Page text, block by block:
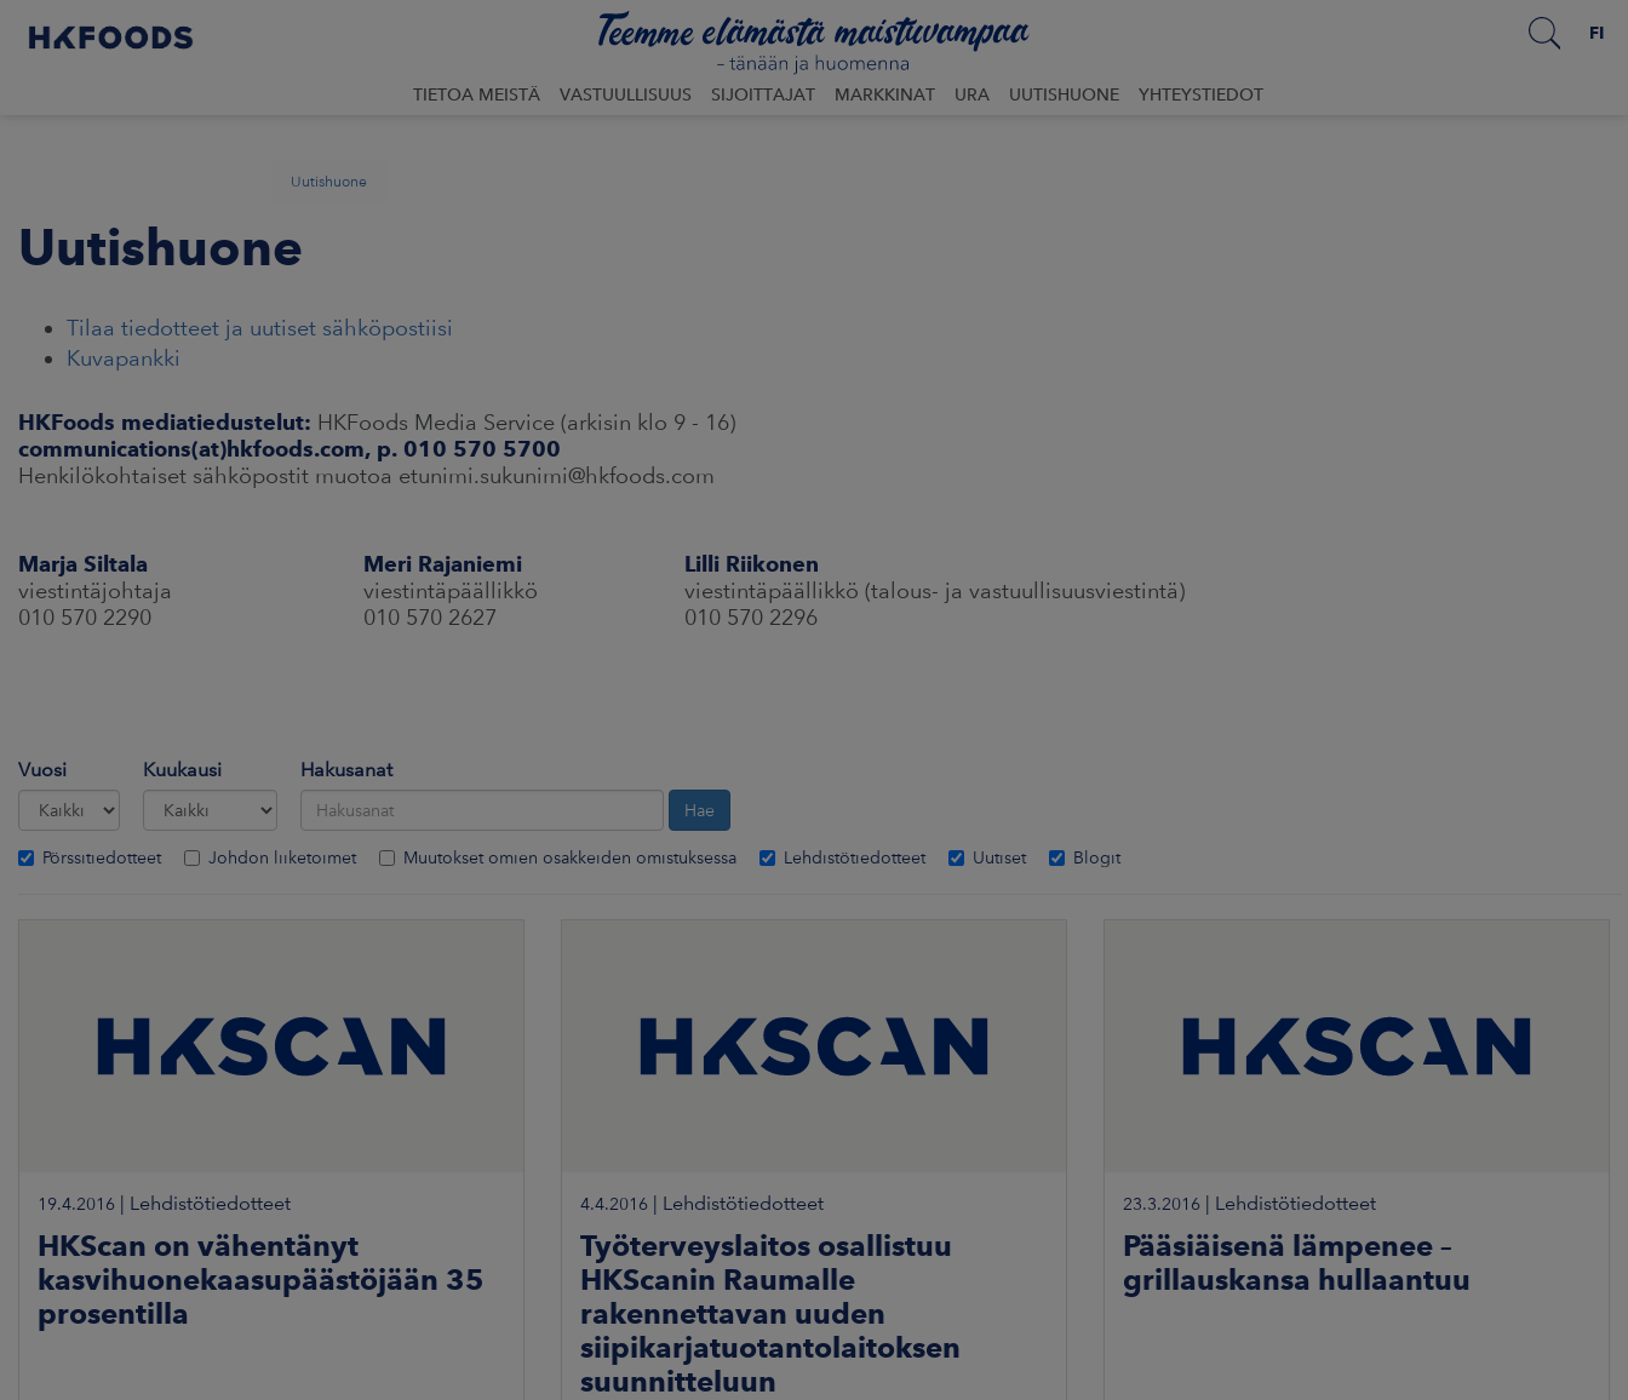
FI
TIETOA MEISTÄ VASTUULLISUUS SIJOITTAJAT MARKKINAT URA UUTISHUONE YHTEYSTIEDOT
Uutishuone
Uutishuone
Tilaa tiedotteet ja uutiset sähköpostiisi
Kuvapankki
HKFoods mediatiedustelut: HKFoods Media Service (arkisin klo 9 - 16)
communications(at)hkfoods.com, p. 010 570 5700
Henkilökohtaiset sähköpostit muotoa etunimi.sukunimi@hkfoods.com
Marja Siltala
viestintäjohtaja
010 570 2290
Meri Rajaniemi
viestintäpäällikkö
010 570 2627
Lilli Riikonen
viestintäpäällikkö (talous- ja vastuullisuusviestintä)
010 570 2296
Vuosi Kuukausi Hakusanat
Pörssitiedotteet Johdon liiketoimet Muutokset omien osakkeiden omistuksessa Lehdistötiedotteet Uutiset Blogit
19.4.2016 | Lehdistötiedotteet
HKScan on vähentänyt
kasvihuonekaasupäästöjään 35
prosentilla
4.4.2016 | Lehdistötiedotteet
Työterveyslaitos osallistuu
HKScanin Raumalle
rakennettavan uuden
siipikarjatuotantolaitoksen
suunnitteluun
23.3.2016 | Lehdistötiedotteet
Pääsiäisenä lämpenee –
grillauskansa hullaantuu